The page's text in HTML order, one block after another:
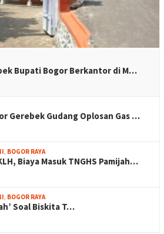
Bupati Bogor Berkantor di M…
Gerebek Gudang Oplosan Gas …
BOGOR RAYA
Biaya Masuk TNGHS Pamijah…
BOGOR RAYA
Soal Biskita T…